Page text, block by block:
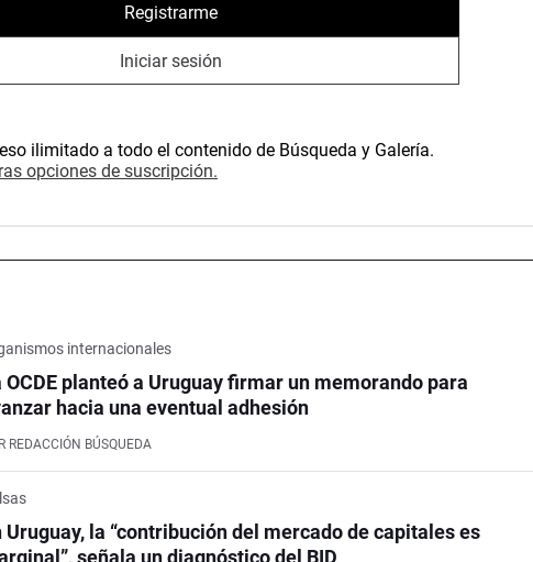
Registrarme
Iniciar sesión
ilimitado a todo el contenido de Búsqueda y Galería.
opciones de suscripción.
internacionales
OCDE planteó a Uruguay firmar un memorando para
hacia una eventual adhesión
REDACCIÓN BÚSQUEDA
Uruguay, la “contribución del mercado de capitales es
señala un diagnóstico del BID